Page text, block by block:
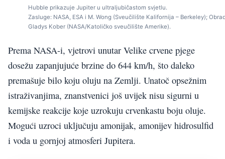
Hubble prikazuje Jupiter u ultraljubičastom svjetlu.
Zasluge: NASA, ESA i M. Wong (Sveučilište Kalifornija – Berkeley);
Gladys Kober (NASA/Katoličko sveučilište Amerike).
Prema NASA-i, vjetrovi unutar Velike crvene pjege
dosežu zapanjujuće brzine do 644 km/h, što daleko
premašuje bilo koju oluju na Zemlji. Unatoč opsežnim
istraživanjima, znanstvenici još uvijek nisu sigurni u
kemijske reakcije koje uzrokuju crvenkastu boju oluje.
Mogući uzroci uključuju amonijak, amonijev hidrosulfid
i voda u gornjoj atmosferi Jupitera.